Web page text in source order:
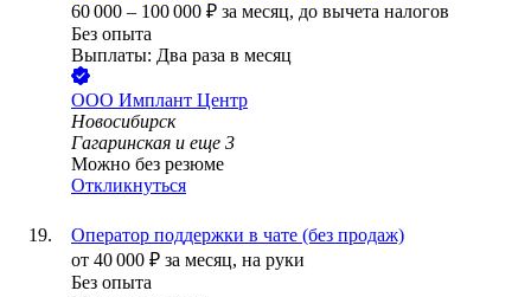
60 000 – 100 000 ₽ за месяц, до вычета налогов
Без опыта
Выплаты: Два раза в месяц
ООО Имплант Центр
Новосибирск
Гагаринская и еще 3
Можно без резюме
Откликнуться
Оператор поддержки в чате (без продаж)
от 40 000 ₽ за месяц, на руки
Без опыта